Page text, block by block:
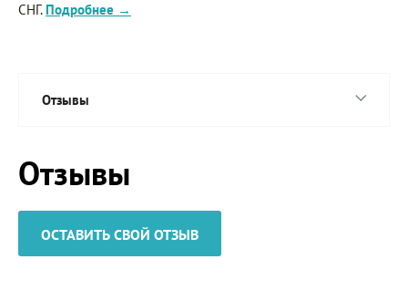
СНГ. Подробнее →
Отзывы
Отзывы
ОСТАВИТЬ СВОЙ ОТЗЫВ